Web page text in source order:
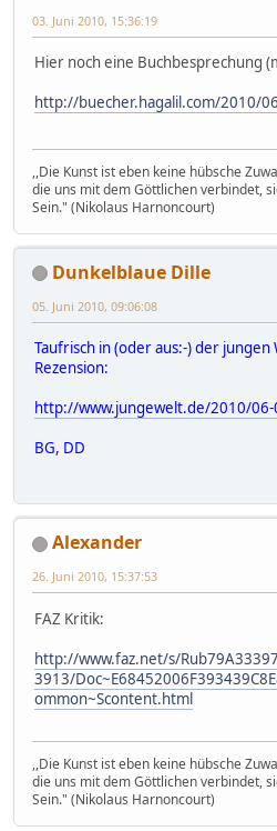
03. Juni 2010, 15:36:19
Hier noch eine Buchbesprechung
http://buecher.hagalil.com/2010/
,,Die Kunst ist eben keine hübsche
die uns mit dem Göttlichen verbindet,
Sein." (Nikolaus Harnoncourt)
Dunkelblaue Dille
05. Juni 2010, 09:06:08
Taufrisch in (oder aus:-) der
Rezension:
http://www.jungewelt.de/2010/
BG, DD
Alexander
26. Juni 2010, 15:37:53
FAZ Kritik:
http://www.faz.net/s/
3913/
ommon~Scontent.html
,,Die Kunst ist eben keine hübsche
die uns mit dem Göttlichen verbindet,
Sein." (Nikolaus Harnoncourt)